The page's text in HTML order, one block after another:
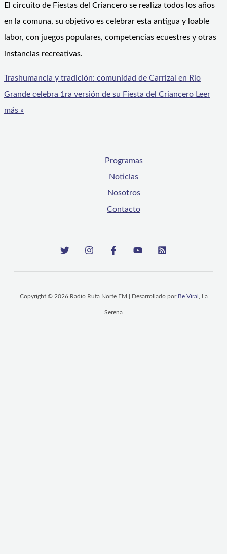
El circuito de Fiestas del Criancero se realiza todos los años
en la comuna, su objetivo es celebrar esta antigua y loable
labor, con juegos populares, competencias ecuestres y otras
instancias recreativas.
Trashumancia y tradición: comunidad de Carrizal en Rio
Grande celebra 1ra versión de su Fiesta del Criancero Leer
más »
Programas
Noticias
Nosotros
Contacto
Copyright © 2026 Radio Ruta Norte FM | Desarrollado por Be Viral , La
Serena